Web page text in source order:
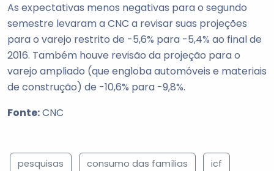
As expectativas menos negativas para o segundo
semestre levaram a CNC a revisar suas projeções
para o varejo restrito de -5,6% para -5,4% ao final de
2016. Também houve revisão da projeção para o
varejo ampliado (que engloba automóveis e materiais
de construção) de -10,6% para -9,8%.
Fonte:CNC
pesquisas consumo das famílias icf